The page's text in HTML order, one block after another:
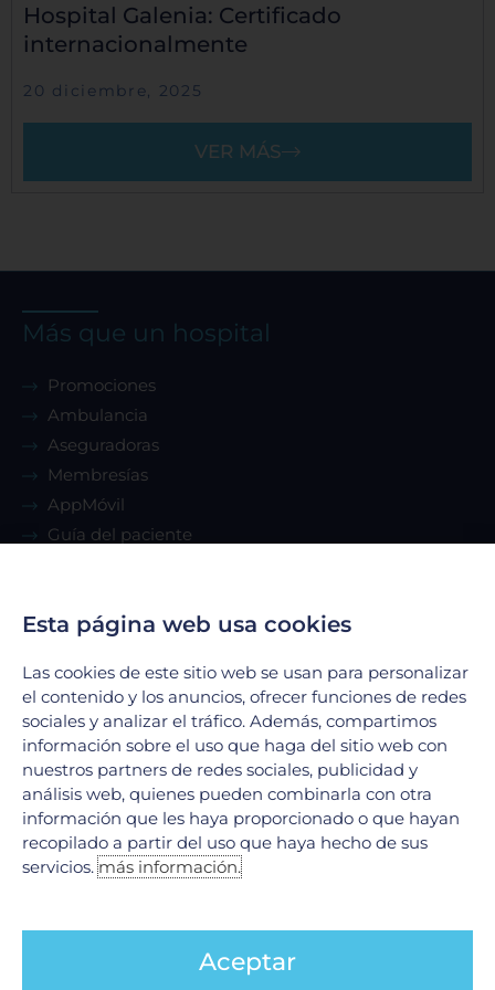
Hospital Galenia: Certificado
internacionalmente
20 diciembre, 2025
VER MÁS
Más que un hospital
Promociones
Ambulancia
Aseguradoras
Membresías
AppMóvil
Guía del paciente
Servicios
Urgencias
Laboratorio Clínico
Laboratorio de Biología Molecular
Hospitalización
Imagenología
Hemodinamia
Ver todos
Esta página web usa cookies
Las cookies de este sitio web se usan para personalizar
el contenido y los anuncios, ofrecer funciones de redes
sociales y analizar el tráfico. Además, compartimos
información sobre el uso que haga del sitio web con
nuestros partners de redes sociales, publicidad y
análisis web, quienes pueden combinarla con otra
información que les haya proporcionado o que hayan
recopilado a partir del uso que haya hecho de sus
servicios.más información.
Aceptar